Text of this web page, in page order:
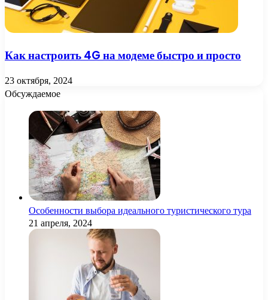
Как настроить 4G на модеме быстро и просто
23 октября, 2024
Обсуждаемое
Особенности выбора идеального туристического тура
21 апреля, 2024